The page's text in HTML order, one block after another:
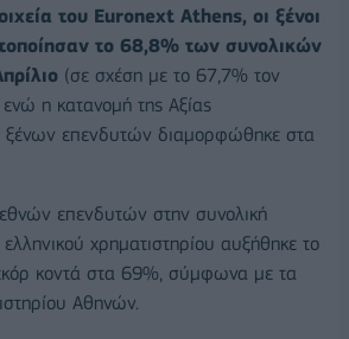
του Euronext Athens, οι ξένοι
το 68,8% των συνολικών
(σε σχέση με το 67,7% τον
η κατανομή της Αξίας
επενδυτών διαμορφώθηκε στα
επενδυτών στην συνολική
χρηματιστηρίου αυξήθηκε το
κοντά στα 69%, σύμφωνα με τα
Αθηνών.